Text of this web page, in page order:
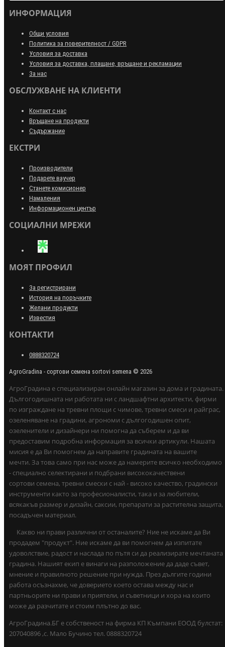
ИНФОРМАЦИЯ
Общи условия
Политика за поверителност / GDPR
Условия за доставка
Условия за доставка, плащане, връщане и рекламации
За нас
ОБСЛУЖВАНЕ НА КЛИЕНТИ
Контакт с нас
Връщане на продукти
Съдържание
ЕКСТРИ
Производители
Подарете ваучер
Станете комисионер
Намаления
Информационен център
СОЦИАЛНИ МРЕЖИ
МОЯТ ПРОФИЛ
За регистрирани
История на поръчките
Желани продукти
Известия
КОНТАКТИ
0888320724
AgroGradina - сортови семена sortovi semena © 2026
АгроГрадина е специализиран онлайн магазин за дома и градината.
Дългогодишната ни работата ни с ландшафтни архитекти, фирми
по изграждане на тревни площи с чимове, тревни смеси и райграс,
озеленяване на градини, агрономи с дългогодишен опит,
озеленители и дизайнери ни помогна да съберем и да ви
предоставим подробна информация за всички артикули. Нашата
мисия е да Ви помогнем да направите градината на вашите
мечти. За това само при нас може да намерите всичко необходимо
- специално селектирани и подбрани висококачествени
сортови семена, тревни смески с най - високо качество, градински
инструменти както за професионалисти, така и за любители,
всякакъв размер и дизайн, саксии, препарати за растителна защита,
посадъчен материал.
Какво ни прави различни от останалите? Ние не искаме да Ви
продадем "продукт". Ние искаме да ви помогнем да изпитате
удоволствие, радост и наслада по пътя си да реализирате мечтаната
градина. Нашият екип е винаги на разположение да даде съвет,
мнение и правилното решение при нужда. През дългите години
работа осъзнахме, че доверието което остава между нас и
партньорите ни прави и приятели, и съветници и хора на които
може да разчитате и стоим плътно до вас.
АгроГрадина.БГ е собственост на фирма КП Къмпани ЕООД булстат:
207040896 ,с. Мало Бучино тел. 0888320724